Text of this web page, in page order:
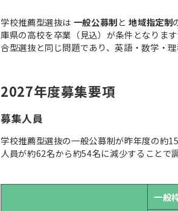
学校推薦型選抜は 一般公募制と地域指定制
庫県の高校を卒業（見込）が条件となりま
合型選抜と同じ問題であり、英語・数学・理
2027年度募集要項
募集人員
学校推薦型選抜の一般公募制が昨年度の約
人員が約62名から約54名に減少することで
一般